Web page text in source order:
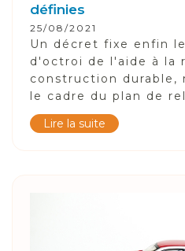
définies
25/08/2021
Un décret fixe enfin
d'octroi de l'aide à la
construction durable,
le cadre du plan de
Lire la suite